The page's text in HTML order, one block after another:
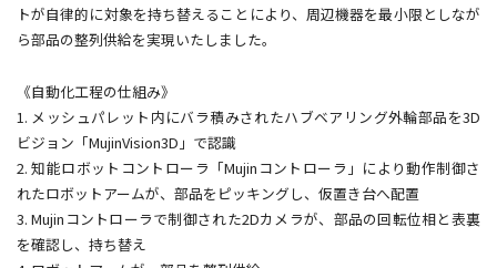
トが自律的に対象を持ち替えることにより、周辺機器を最小限としなが
ら部品の整列供給を実現いたしました。
《自動化工程の仕組み》
1. メッシュパレット内にバラ積みされたハブベアリング外輪部品を3D
ビジョン「MujinVision3D」で認識
2. 知能ロボットコントローラ「Mujinコントローラ」により動作制御さ
れたロボットアームが、部品をピッキングし、仮置き台へ配置
3. Mujinコントローラで制御された2Dカメラが、部品の回転位相と表裏
を確認し、持ち替え